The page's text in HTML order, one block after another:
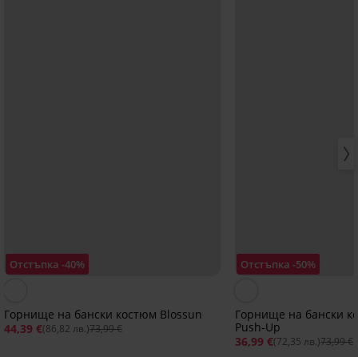
Отстъпка -40%
Горнище на бански костюм Blossun
44,39 €(86,82 лв.)73,99 €
Отстъпка -50%
Горнище на бански
Push-Up
36,99 €(72,35 лв.)73,99 €